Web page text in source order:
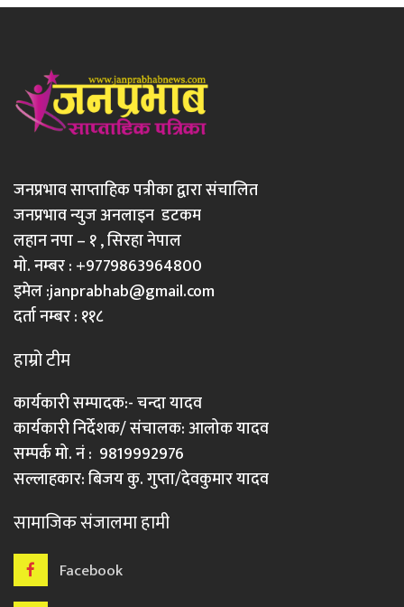
जनप्रभाव साप्ताहिक पत्रीका द्वारा संचालित
जनप्रभाव न्युज अनलाइन डटकम
लहान नपा – १ , सिरहा नेपाल
मो. नम्बर : +9779863964800
इमेल :janprabhab@gmail.com
दर्ता नम्बर : ११८
हाम्रो टीम
कार्यकारी सम्पादक:- चन्दा यादव
कार्यकारी निर्देशक/ संचालक: आलोक यादव
सम्पर्क मो. नं : 9819992976
सल्लाहकार: बिजय कु. गुप्ता/देवकुमार यादव
सामाजिक संजालमा हामी
Facebook